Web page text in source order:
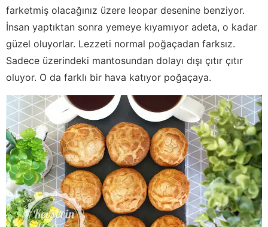
farketmiş olacağınız üzere leopar desenine benziyor.
İnsan yaptıktan sonra yemeye kıyamıyor adeta, o kadar
güzel oluyorlar. Lezzeti normal poğaçadan farksız.
Sadece üzerindeki mantosundan dolayı dışı çıtır çıtır
oluyor. O da farklı bir hava katıyor poğaçaya.